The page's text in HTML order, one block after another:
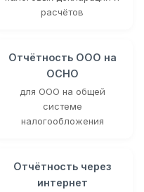
расчётов
Отчётность ООО на
ОСНО
для ООО на общей
системе
налогообложения
Отчётность через
интернет